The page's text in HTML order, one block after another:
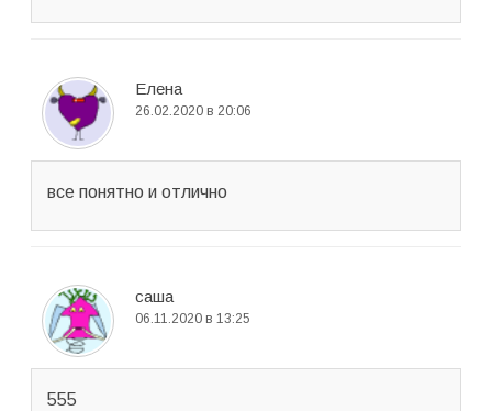
Елена
26.02.2020 в 20:06
все понятно и отлично
саша
06.11.2020 в 13:25
555